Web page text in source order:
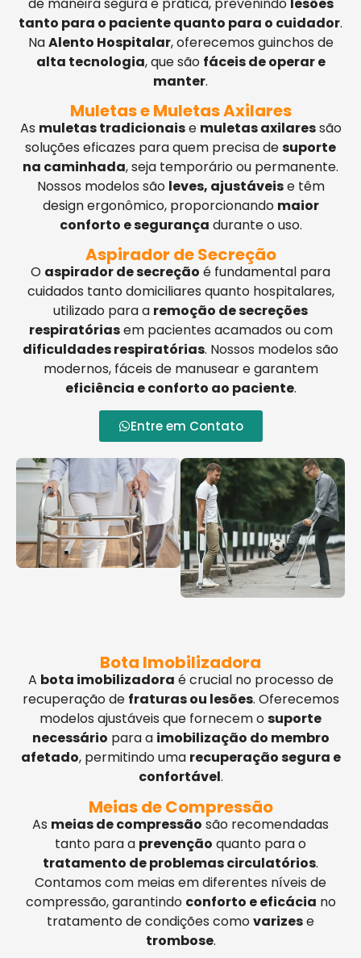
tanto para o paciente quanto para o cuidador.
NaAlento Hospitalar, oferecemos guinchos de
alta tecnologia, que são fáceis de operar e
manter.
Muletas e Muletas Axilares
As muletas tradicionaise muletas axilaressão
soluções eficazes para quem precisa desuporte
na caminhada, seja temporário ou permanente.
Nossos modelos são leves, ajustáveise têm
design ergonômico, proporcionando maior
conforto e segurança durante o uso.
Aspirador de Secreção
O aspirador de secreção é fundamental para
cuidados tanto domiciliares quanto hospitalares,
utilizado para a remoção de secreções
respiratóriasem pacientes acamados ou com
dificuldades respiratórias. Nossos modelos são
modernos, fáceis de manusear e garantem
eficiência e conforto ao paciente.
Entre em Contato
Bota Imobilizadora
A bota imobilizadora é crucial no processo de
recuperação de fraturas ou lesões. Oferecemos
modelos ajustáveis que fornecem osuporte
necessário para a imobilização do membro
afetado, permitindo uma recuperação segura e
confortável.
Meias de Compressão
As meias de compressão são recomendadas
tanto para a prevenção quanto para o
tratamento de problemas circulatórios.
Contamos com meias em diferentes níveis de
compressão, garantindo conforto e eficácia no
tratamento de condições comovarizese
trombose.